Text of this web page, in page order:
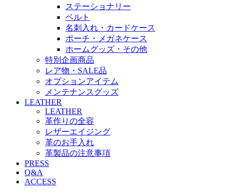
ステーショナリー
ベルト
名刺入れ・カードケース
ポーチ・メガネケース
ホームグッズ・その他
特別企画商品
レア物・SALE品
オプションアイテム
メンテナンスグッズ
LEATHER
LEATHER
革作りの全容
レザーエイジング
革のお手入れ
革製品の注意事項
PRESS
Q&A
ACCESS